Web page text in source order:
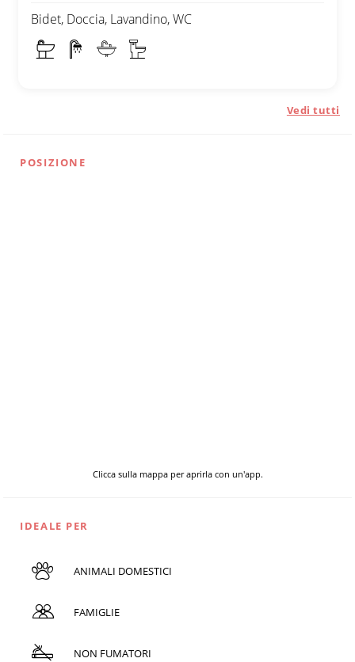
Bidet, Doccia, Lavandino, WC
Vedi tutti
POSIZIONE
Clicca sulla mappa per aprirla con un'app.
IDEALE PER
ANIMALI DOMESTICI
FAMIGLIE
NON FUMATORI